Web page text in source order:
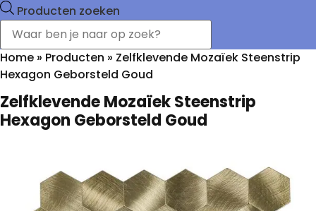
Producten zoeken
Home » Producten » Zelfklevende Mozaïek Steenstrip
Hexagon Geborsteld Goud
Zelfklevende Mozaïek Steenstrip
Hexagon Geborsteld Goud